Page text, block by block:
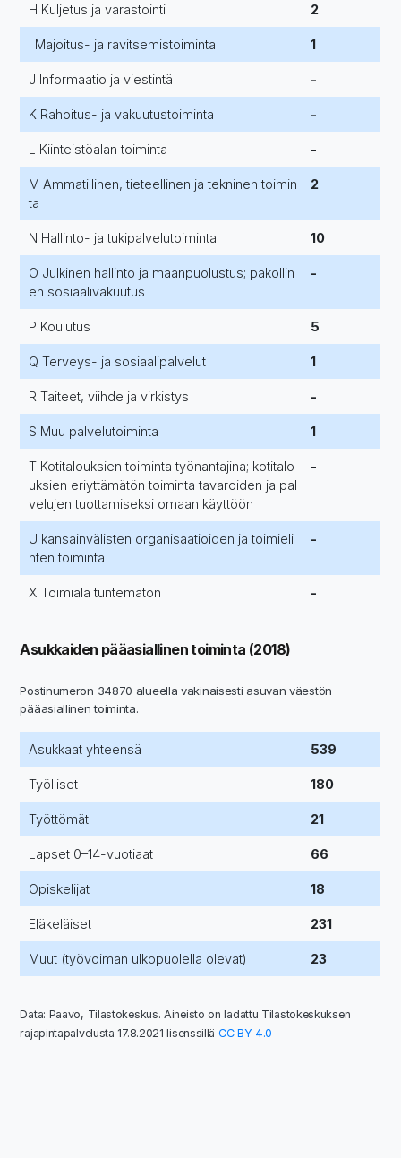
H Kuljetus ja varastointi 2
I Majoitus- ja ravitsemistoiminta 1
J Informaatio ja viestintä -
K Rahoitus- ja vakuutustoiminta -
L Kiinteistöalan toiminta -
M Ammatillinen, tieteellinen ja tekninen toimin
ta
2
N Hallinto- ja tukipalvelutoiminta 10
O Julkinen hallinto ja maanpuolustus; pakollin
en sosiaalivakuutus
-
P Koulutus 5
Q Terveys- ja sosiaalipalvelut 1
R Taiteet, viihde ja virkistys -
S Muu palvelutoiminta 1
T Kotitalouksien toiminta työnantajina; kotitalo
uksien eriyttämätön toiminta tavaroiden ja pal
velujen tuottamiseksi omaan käyttöön
-
U kansainvälisten organisaatioiden ja toimieli
nten toiminta
-
X Toimiala tuntematon -
Asukkaiden pääasiallinen toiminta (2018)
Postinumeron 34870 alueella vakinaisesti asuvan väestön
pääasiallinen toiminta.
Asukkaat yhteensä 539
Työlliset 180
Työttömät 21
Lapset 0–14-vuotiaat 66
Opiskelijat 18
Eläkeläiset 231
Muut (työvoiman ulkopuolella olevat) 23
Data: Paavo, Tilastokeskus. Aineisto on ladattu Tilastokeskuksen
rajapintapalvelusta 17.8.2021 lisenssillä CC BY 4.0